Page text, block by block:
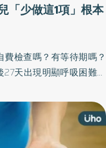
「少做這1項」根本
檢查嗎？有等待期嗎？
天出現明顯呼吸困難症
爸媽原本預計嬰兒滿月
幾天之差導致王小弟無法
當初。